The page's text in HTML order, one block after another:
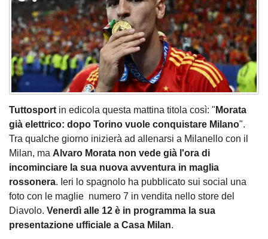
Tuttosport in edicola questa mattina titola così: " Morata
già elettrico: dopo Torino vuole conquistare Milano".
Tra qualche giorno inizierà ad allenarsi a Milanello con il
Milan, ma Alvaro Morata non vede già l'ora di
incominciare la sua nuova avventura in maglia
rossonera. Ieri lo spagnolo ha pubblicato sui social una
foto con le maglie numero 7 in vendita nello store del
Diavolo. Venerdì alle 12 è in programma la sua
presentazione ufficiale a Casa Milan.